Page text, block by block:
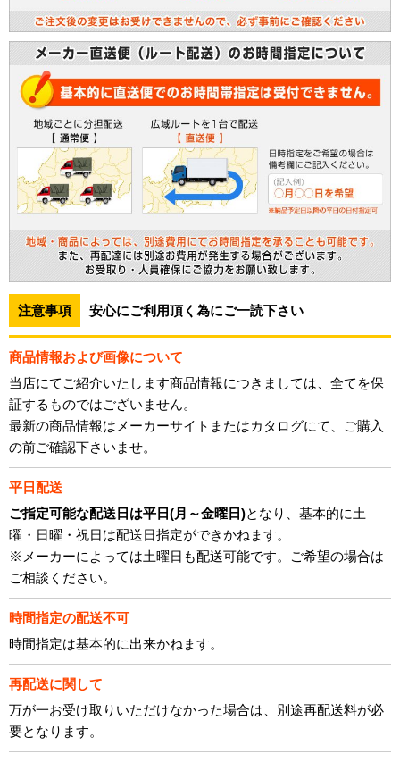
注意事項 安心にご利用頂く為にご一読下さい
商品情報および画像について
当店にてご紹介いたします商品情報につきましては、全てを保
証するものではございません。
最新の商品情報はメーカーサイトまたはカタログにて、ご購入
の前ご確認下さいませ。
平日配送
ご指定可能な配送日は平日(月～金曜日)となり、基本的に土
曜・日曜・祝日は配送日指定ができかねます。
※メーカーによっては土曜日も配送可能です。ご希望の場合は
ご相談ください。
時間指定の配送不可
時間指定は基本的に出来かねます。
再配送に関して
万が一お受け取りいただけなかった場合は、別途再配送料が必
要となります。